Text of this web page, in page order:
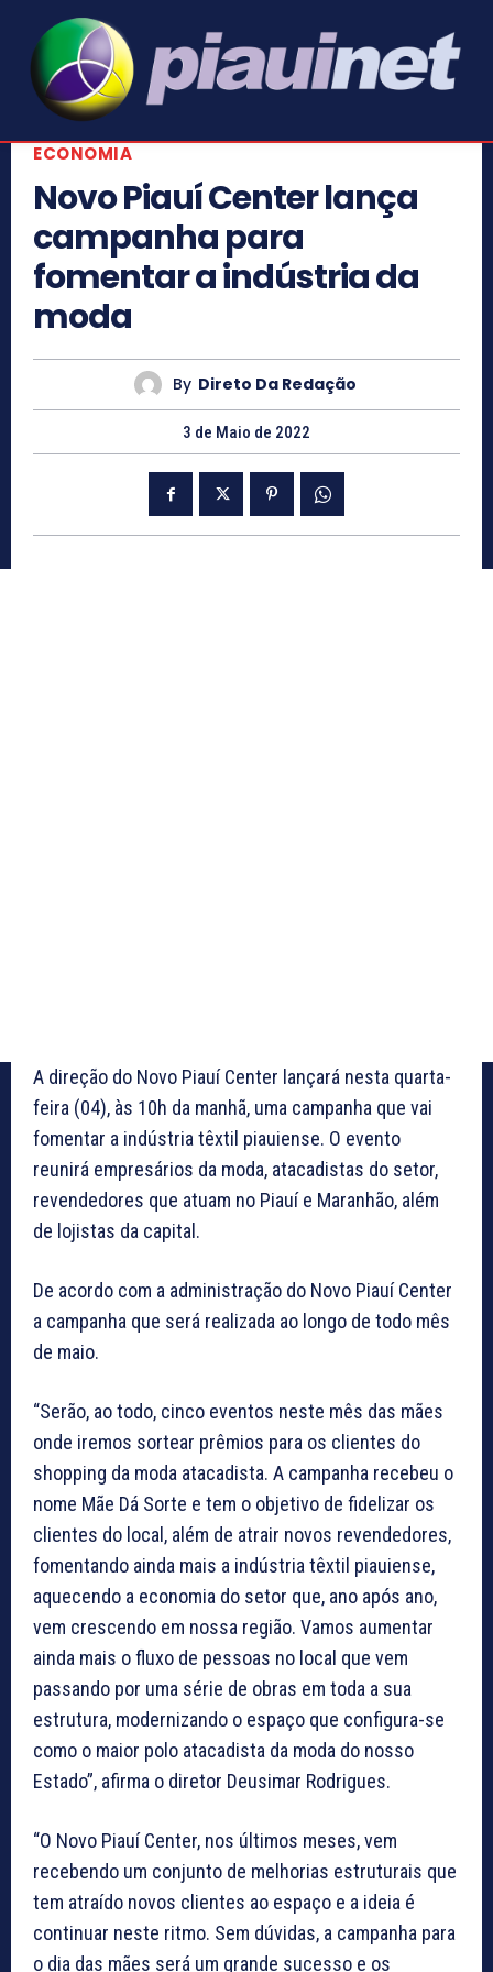
ECONOMIA
Novo Piauí Center lança
campanha para
fomentar a indústria da
moda
By Direto Da Redação
3 de Maio de 2022
A direção do Novo Piauí Center lançará nesta quarta-
feira (04), às 10h da manhã, uma campanha que vai
fomentar a indústria têxtil piauiense. O evento
reunirá empresários da moda, atacadistas do setor,
revendedores que atuam no Piauí e Maranhão, além
de lojistas da capital.
De acordo com a administração do Novo Piauí Center
a campanha que será realizada ao longo de todo mês
de maio.
“Serão, ao todo, cinco eventos neste mês das mães
onde iremos sortear prêmios para os clientes do
shopping da moda atacadista. A campanha recebeu o
nome Mãe Dá Sorte e tem o objetivo de fidelizar os
clientes do local, além de atrair novos revendedores,
fomentando ainda mais a indústria têxtil piauiense,
aquecendo a economia do setor que, ano após ano,
vem crescendo em nossa região. Vamos aumentar
ainda mais o fluxo de pessoas no local que vem
passando por uma série de obras em toda a sua
estrutura, modernizando o espaço que configura-se
como o maior polo atacadista da moda do nosso
Estado”, afirma o diretor Deusimar Rodrigues.
“O Novo Piauí Center, nos últimos meses, vem
recebendo um conjunto de melhorias estruturais que
tem atraído novos clientes ao espaço e a ideia é
continuar neste ritmo. Sem dúvidas, a campanha para
o dia das mães será um grande sucesso e os